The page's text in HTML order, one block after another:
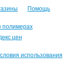
Помощь
полимерах
цен
использования